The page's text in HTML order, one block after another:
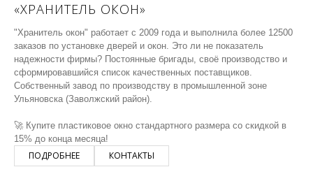
«ХРАНИТЕЛЬ ОКОН»
"Хранитель окон" работает с 2009 года и выполнила более 12500
заказов по установке дверей и окон. Это ли не показатель
надежности фирмы? Постоянные бригады, своё производство и
сформировавшийся список качественных поставщиков.
Собственный завод по производству в промышленной зоне
Ульяновска (Заволжский район).
🚀 Купите пластиковое окно стандартного размера со скидкой в
15% до конца месяца!
ПОДРОБНЕЕ КОНТАКТЫ